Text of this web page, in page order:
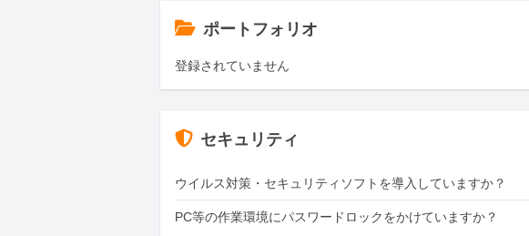
ポートフォリオ
登録されていません
セキュリティ
ウイルス対策・セキュリティソフトを導入していますか？
PC等の作業環境にパスワードロックをかけていますか？